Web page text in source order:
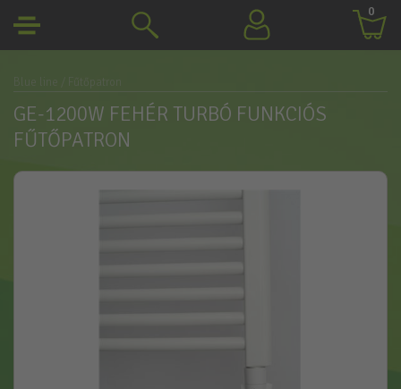
0
GE-1200W FEHÉR TURBÓ FUNKCIÓS
FŰTŐPATRON